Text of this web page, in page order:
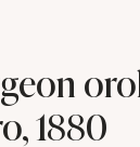
1880